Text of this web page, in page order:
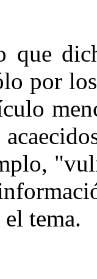
que
por
tema.